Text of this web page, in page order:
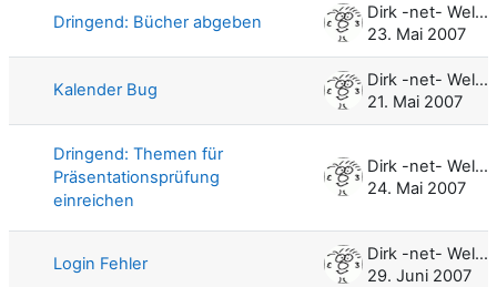
Dringend: Bücher abgeben
Dirk -net- Weller
23. Mai 2007
Kalender Bug
Dirk -net- Weller
21. Mai 2007
Dringend: Themen für
Präsentationsprüfung
einreichen
Dirk -net- Weller
24. Mai 2007
Login Fehler
Dirk -net- Weller
29. Juni 2007